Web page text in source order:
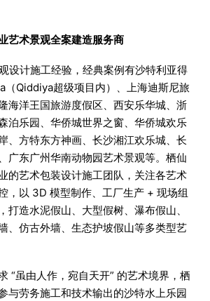
艺术景观全案建造服务商
设计施工经验，经典案例有沙特利亚得
（Qiddiya‌超级项目内）、上海迪斯尼旅
海洋王国旅游度假区、西安乐华城、浙
泊乐园、华侨城世界之窗、华侨城欢乐
、方特东方神画、长沙湘江欢乐城、长
广东广州华南动物园艺术景观等。栖仙
的艺术包装设计施工团队，关注各艺术
，以 3D 模型制作、工厂生产 + 现场组
打造水泥假山、大型假树、瀑布假山、
、仿古外墙、生态护坡假山等多类型艺
“虽由人作，宛自天开” 的艺术境界，栖
与劳务施工和技术输出的沙特水上乐园‌